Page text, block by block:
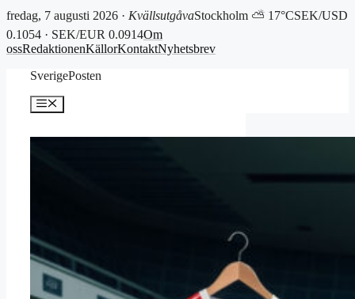
fredag, 7 augusti 2026 · KvällsutgåvaStockholm ⛅ 17°CSEK/USD
0.1054 · SEK/EUR 0.0914Om
ossRedaktionenKällorKontaktNyhetsbrev
SverigePosten
Meny